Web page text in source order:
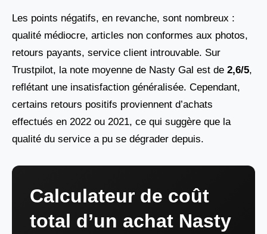
Les points négatifs, en revanche, sont nombreux :
qualité médiocre, articles non conformes aux photos,
retours payants, service client introuvable. Sur
Trustpilot, la note moyenne de Nasty Gal est de 2,6/5,
reflétant une insatisfaction généralisée. Cependant,
certains retours positifs proviennent d’achats
effectués en 2022 ou 2021, ce qui suggère que la
qualité du service a pu se dégrader depuis.
Calculateur de coût
total d’un achat Nasty